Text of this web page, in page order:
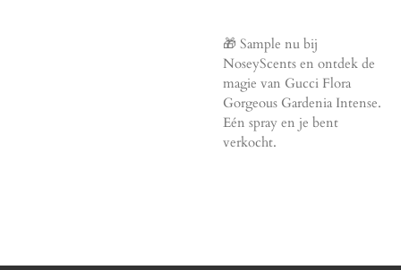
🎁 Sample nu bij
NoseyScents en ontdek de
magie van Gucci Flora
Gorgeous Gardenia Intense.
Eén spray en je bent
verkocht.